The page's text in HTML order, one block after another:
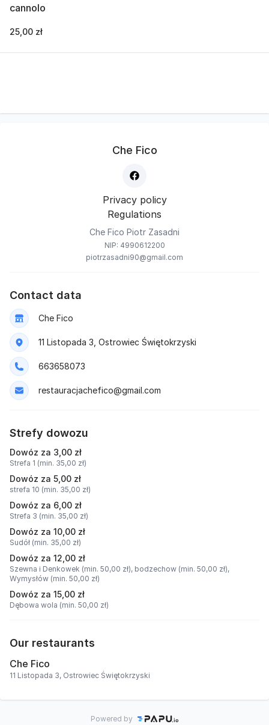
cannolo
25,00 zł
Che Fico
Privacy policy
Regulations
Che Fico Piotr Zasadni
NIP: 4990612200
piotrzasadni90@gmail.com
Contact data
Che Fico
11 Listopada 3, Ostrowiec Świętokrzyski
663658073
restauracjachefico@gmail.com
Strefy dowozu
Dowóz za 3,00 zł
Strefa 1 (min. 35,00 zł)
Dowóz za 5,00 zł
strefa 10 (min. 35,00 zł)
Dowóz za 6,00 zł
Strefa 3 (min. 35,00 zł)
Dowóz za 10,00 zł
Sudół (min. 35,00 zł)
Dowóz za 12,00 zł
Szewna i Denkowek (min. 50,00 zł), bodzechow (min. 50,00 zł),
Wymysłów (min. 50,00 zł)
Dowóz za 15,00 zł
Dębowa wola (min. 50,00 zł)
Our restaurants
Che Fico
11 Listopada 3, Ostrowiec Świętokrzyski
Powered by